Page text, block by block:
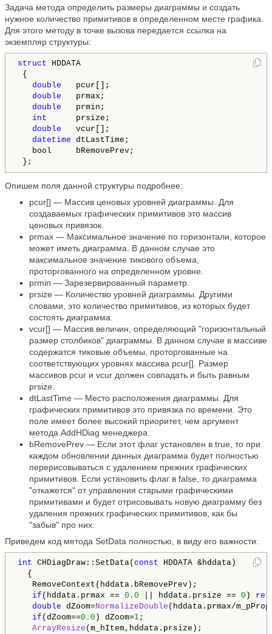
Задача метода определить размеры диаграммы и создать
нужное количество примитивов в определенном месте графика.
Для этого методу в точке вызова передается ссылка на
экземпляр структуры:
struct HDDATA
{
double pcur[];
double prmax;
double prmin;
int prsize;
double vcur[];
datetime dtLastTime;
   bool     bRemovePrev;
};
Опишем поля данной структуры подробнее:
pcur[] — Массив ценовых уровней диаграммы. Для
создаваемых графических примитивов это массив
ценовых привязок.
prmax — Максимальное значение по горизонтали, которое
может иметь диаграмма. В данном случае это
максимальное значение тикового объема,
проторгованного на определенном уровне.
prmin — Зарезервированный параметр.
prsize — Количество уровней диаграммы. Другими
словами, это количество примитивов, из которых будет
состоять диаграмма.
vcur[] — Массив величин, определяющий "горизонтальный
размер столбиков" диаграммы. В данном случае в массиве
содержатся тиковые объемы, проторгованные на
соответствующих уровнях массива pcur[]. Размер
массивов pcur и vcur должен совпадать и быть равным
prsize.
dtLastTime — Место расположения диаграммы. Для
графических примитивов это привязка по времени. Это
поле имеет более высокий приоритет, чем аргумент
метода AddHDiag менеджера.
bRemovePrev — Если этот флаг установлен в true, то при
каждом обновлении данных диаграмма будет полностью
перерисовываться с удалением прежних графических
примитивов. Если установить флаг в false, то диаграмма
"откажется" от управления старыми графическими
примитивами и будет отрисовывать новую диаграмму без
удаления прежних графических примитивов, как бы
"забыв" про них.
Приведем код метода SetData полностью, в виду его важности:
int CHDiagDraw::SetData( const HDDATA &hddata)
{
RemoveContext(hddata.bRemovePrev);
if (hddata.prmax == 0.0 || hddata.prsize == 0 )
double dZoom=NormalizeDouble (hddata.prmax/
if (dZoom==0.0 ) dZoom=1;
ArrayResize (m_hItem,hddata.prsize);